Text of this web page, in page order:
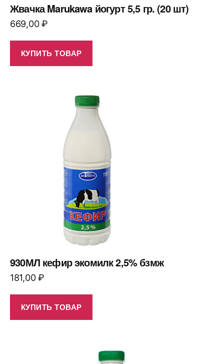
Жвачка Marukawa йогурт 5,5 гр. (20 шт)
669,00₽
КУПИТЬ ТОВАР
930МЛ кефир экомилк 2,5% бзмж
181,00₽
КУПИТЬ ТОВАР